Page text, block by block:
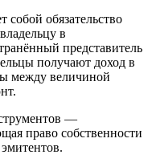
собой обязательство
в
представитель
получают доход в
между величиной
—
право собственности